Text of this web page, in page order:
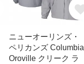
ニューオーリンズ・
ペリカンズ Columbia
Oroville クリーク ラ